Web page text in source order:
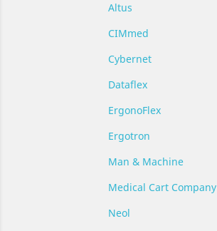
Altus
CIMmed
Cybernet
Dataflex
ErgonoFlex
Ergotron
Man & Machine
Medical Cart Company
Neol